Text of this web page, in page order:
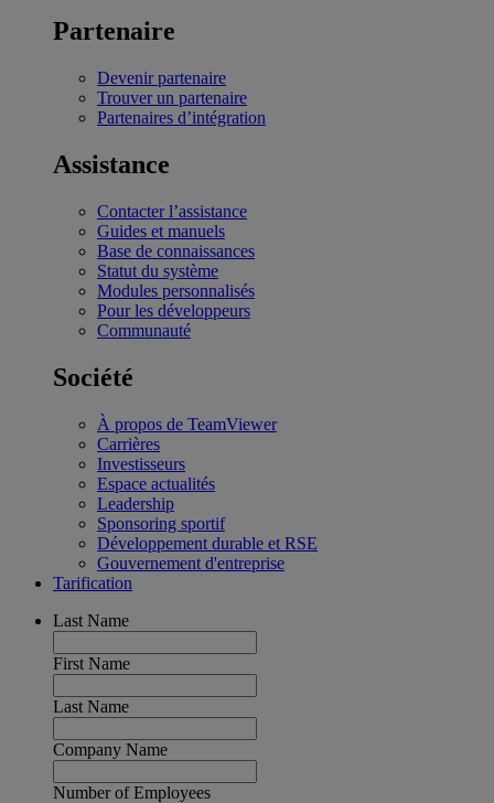
Partenaire
Devenir partenaire
Trouver un partenaire
Partenaires d’intégration
Assistance
Contacter l’assistance
Guides et manuels
Base de connaissances
Statut du système
Modules personnalisés
Pour les développeurs
Communauté
Société
À propos de TeamViewer
Carrières
Investisseurs
Espace actualités
Leadership
Sponsoring sportif
Développement durable et RSE
Gouvernement d'entreprise
Tarification
Last Name
First Name
Last Name
Company Name
Number of Employees